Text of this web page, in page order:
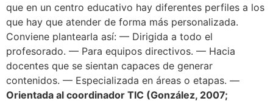
que en un centro educativo hay diferentes perfiles a los
que hay que atender de forma más personalizada.
Conviene plantearla así: — Dirigida a todo el
profesorado. — Para equipos directivos. — Hacia
docentes que se sientan capaces de generar
contenidos. — Especializada en áreas o etapas. —
Orientada al coordinador TIC (González, 2007;